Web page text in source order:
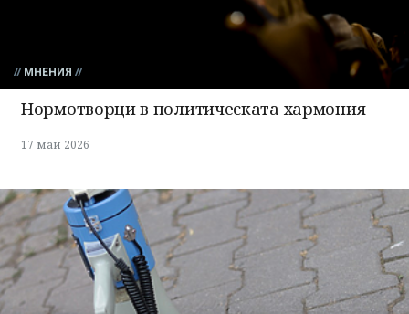
МНЕНИЯ
Нормотворци в политическата хармония
17 май 2026